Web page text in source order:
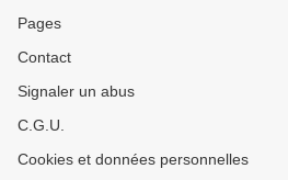
Pages
Contact
Signaler un abus
C.G.U.
Cookies et données personnelles